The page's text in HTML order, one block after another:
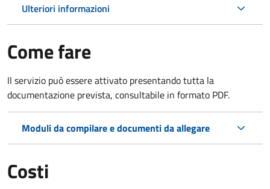
Ulteriori informazioni
Come fare
Il servizio può essere attivato presentando tutta la
documentazione prevista, consultabile in formato PDF.
Moduli da compilare e documenti da allegare
Costi